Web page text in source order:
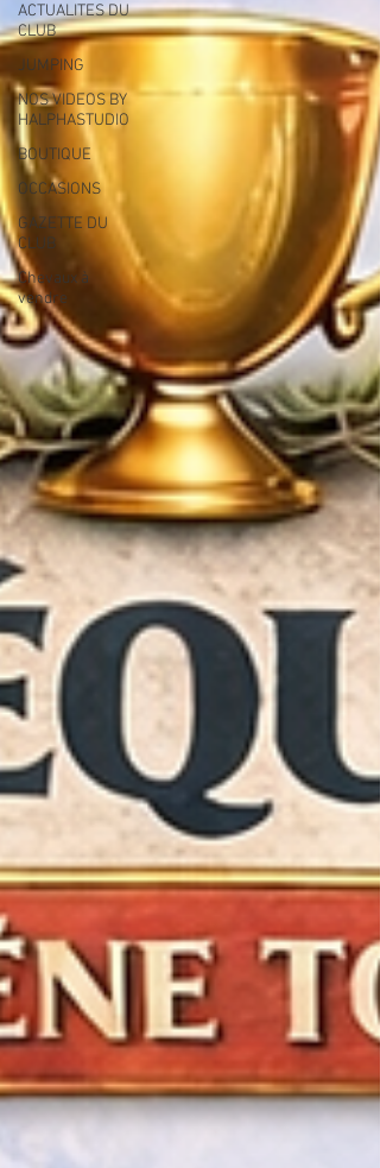
ACTUALITES DU
CLUB
JUMPING
NOS VIDEOS BY
HALPHASTUDIO
BOUTIQUE
OCCASIONS
GAZETTE DU
CLUB
Chevaux à
vendre